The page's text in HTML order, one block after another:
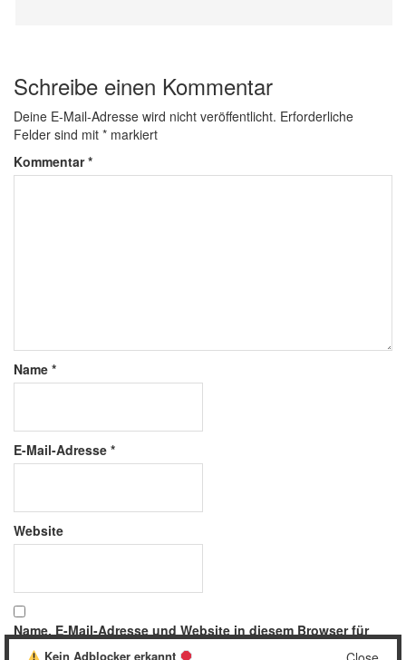
Schreibe einen Kommentar
Deine E-Mail-Adresse wird nicht veröffentlicht. Erforderliche
Felder sind mit * markiert
Kommentar*
Name *
E-Mail-Adresse *
Website
Name, E-Mail-Adresse und Website in diesem Browser für
meinen nächsten Kommentar speichern.
Kein Adblocker erkannt